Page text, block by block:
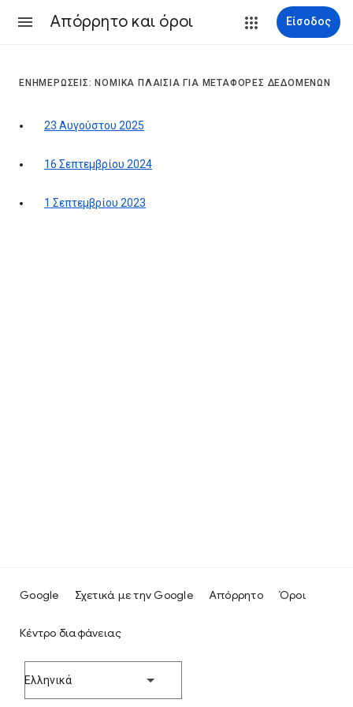
Απόρρητο και όροι Είσοδος
ΕΝΗΜΕΡΏΣΕΙΣ: ΝΟΜΙΚΆ ΠΛΑΊΣΙΑ ΓΙΑ ΜΕΤΑΦΟΡΈΣ ΔΕΔΟΜΈΝΩΝ
23 Αυγούστου 2025
16 Σεπτεμβρίου 2024
1 Σεπτεμβρίου 2023
Google Σχετικά με την Google Απόρρητο Όροι
Κέντρο διαφάνειας
Ελληνικά